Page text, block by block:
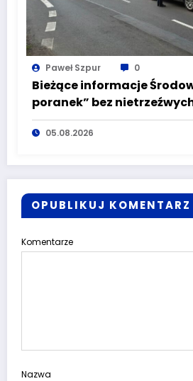
Paweł Szpur 0
Bieżące informacje
poranek” bez
kierujących! To cieszy!
05.08.2026
OPUBLIKUJ KOMENTARZ
Komentarze
Nazwa